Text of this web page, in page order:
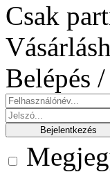
Csak
Belépés